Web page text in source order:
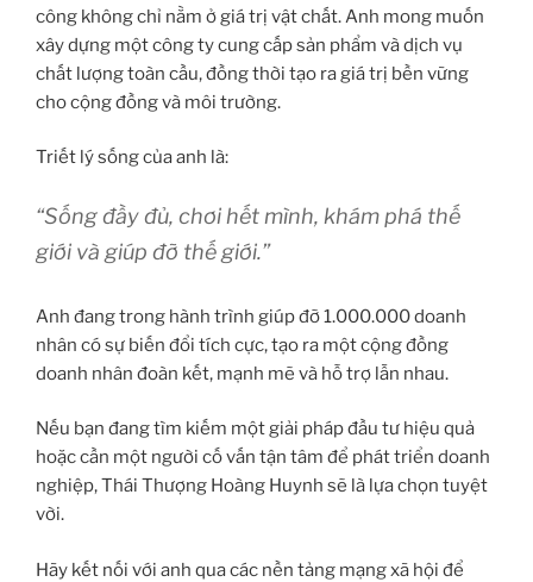
công không chỉ nằm ở giá trị vật chất. Anh mong muốn
xây dựng một công ty cung cấp sản phẩm và dịch vụ
chất lượng toàn cầu, đồng thời tạo ra giá trị bền vững
cho cộng đồng và môi trường.
Triết lý sống của anh là:
“Sống đầy đủ, chơi hết mình, khám phá thế
giới và giúp đỡ thế giới.”
Anh đang trong hành trình giúp đỡ 1.000.000 doanh
nhân có sự biến đổi tích cực, tạo ra một cộng đồng
doanh nhân đoàn kết, mạnh mẽ và hỗ trợ lẫn nhau.
Nếu bạn đang tìm kiếm một giải pháp đầu tư hiệu quả
hoặc cần một người cố vấn tận tâm để phát triển doanh
nghiệp, Thái Thượng Hoàng Huynh sẽ là lựa chọn tuyệt
vời.
Hãy kết nối với anh qua các nền tảng mạng xã hội để